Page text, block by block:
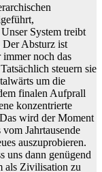
System treibt
Der Absturz ist
noch das
steuern sie
um die
finalen Aufprall
konzentrierte
wird der Moment
Jahrtausende
auszuprobieren.
uns dann genügend
als Zivilisation zu